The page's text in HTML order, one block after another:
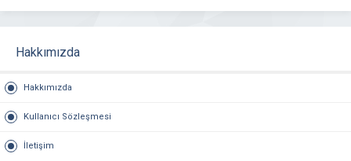
Hakkımızda
Hakkımızda
Kullanıcı Sözleşmesi
İletişim